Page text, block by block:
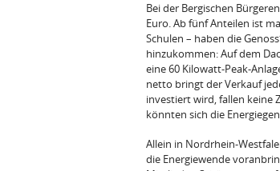
Bei der Bergischen
Euro. Ab fünf Anteilen ist
Schulen – haben die
hinzukommen: Auf dem
eine 60 Kilowatt-Peak-
netto bringt der Verkauf
investiert wird, fallen keine
könnten sich die
Allein in Nordrhein-
die Energiewende